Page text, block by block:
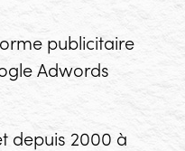
publicitaire
Adwords
depuis 2000 à